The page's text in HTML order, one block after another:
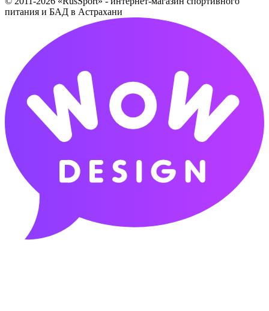
питания и БАД в Астрахани